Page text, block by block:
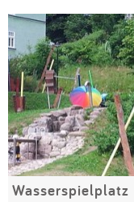
Wasserspielplatz